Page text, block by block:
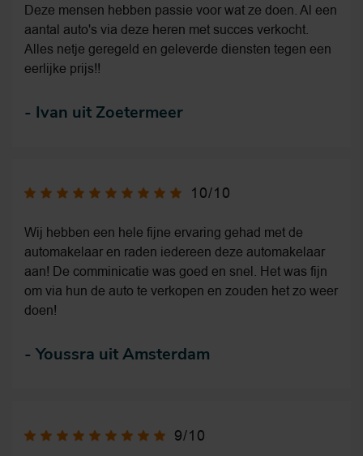
Deze mensen hebben passie voor wat ze doen. Al een
aantal auto's via deze heren met succes verkocht.
Alles netje geregeld en geleverde diensten tegen een
eerlijke prijs!!
- Ivan uit Zoetermeer
10/10
Wij hebben een hele fijne ervaring gehad met de
automakelaar en raden iedereen deze automakelaar
aan! De comminicatie was goed en snel. Het was fijn
om via hun de auto te verkopen en zouden het zo weer
doen!
- Youssra uit Amsterdam
9/10